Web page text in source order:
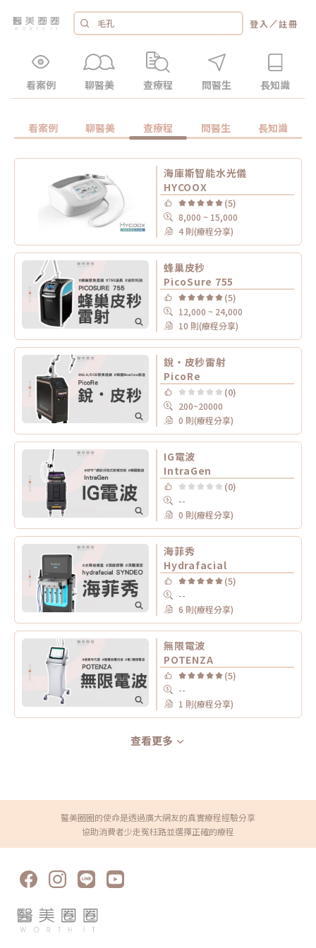
登入 ／註冊
看案例 聊醫美 查療程 問醫生 長知識
看案例 聊醫美 查療程 問醫生 長知識
海庫斯智能水光儀
HYCOOX
(5)
8,000 ~ 15,000
4 則(療程分享)
蜂巢皮秒
PicoSure 755
(5)
12,000 ~ 24,000
10 則(療程分享)
銳・皮秒雷射
PicoRe
(0)
200~20000
0 則(療程分享)
IG電波
IntraGen
(0)
--
0 則(療程分享)
海菲秀
Hydrafacial
(5)
--
6 則(療程分享)
無限電波
POTENZA
(5)
--
1 則(療程分享)
查看更多
醫美圈圈的使命是透過廣大網友的真實療程經驗分享
協助消費者少走冤枉路並選擇正確的療程